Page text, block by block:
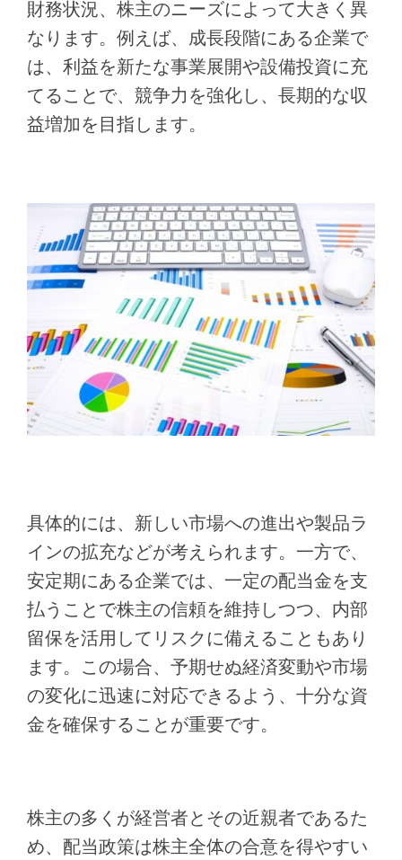
財務状況、株主のニーズによって大きく異
なります。例えば、成長段階にある企業で
は、利益を新たな事業展開や設備投資に充
てることで、競争力を強化し、長期的な収
益増加を目指します。
具体的には、新しい市場への進出や製品ラ
インの拡充などが考えられます。一方で、
安定期にある企業では、一定の配当金を支
払うことで株主の信頼を維持しつつ、内部
留保を活用してリスクに備えることもあり
ます。この場合、予期せぬ経済変動や市場
の変化に迅速に対応できるよう、十分な資
金を確保することが重要です。
株主の多くが経営者とその近親者であるた
め、配当政策は株主全体の合意を得やすい